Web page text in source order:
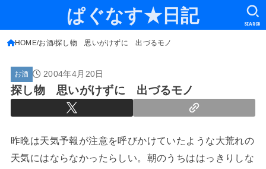
ぱぐなす★日記 SEARCH
HOME お酒 探し物 思いがけずに 出づるモノ
お酒 2004年4月20日
探し物 思いがけずに 出づるモノ
昨晩は天気予報が注意を呼びかけていたような大荒れの
天気にはならなかったらしい。朝のうちははっきりしな